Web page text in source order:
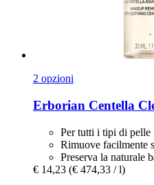
2 opzioni
Erborian Centella
Per tutti i tipi di pelle
Rimuove facilmente
Preserva la naturale
€ 14,23 (€ 474,33 / l)